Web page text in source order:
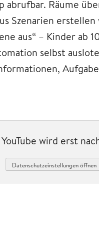
Räume
Szenarien
aus“ – Kinder ab
selbst
wird erst
Datenschutzeinstellungen öffnen